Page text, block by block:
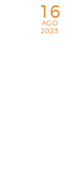
16
AGO
2023